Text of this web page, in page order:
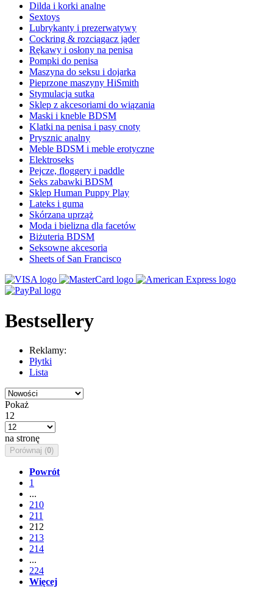
Dilda i korki analne
Sextoys
Lubrykanty i prezerwatywy
Cockring & rozciągacz jąder
Rękawy i osłony na penisa
Pompki do penisa
Maszyna do seksu i dojarka
Pieprzone maszyny HiSmith
Stymulacja sutka
Sklep z akcesoriami do wiązania
Maski i kneble BDSM
Klatki na penisa i pasy cnoty
Prysznic analny
Meble BDSM i meble erotyczne
Elektroseks
Pejcze, floggery i paddle
Seks zabawki BDSM
Sklep Human Puppy Play
Lateks i guma
Skórzana uprząż
Moda i bielizna dla facetów
Biżuteria BDSM
Seksowne akcesoria
Sheets of San Francisco
Bestsellery
Reklamy:
Płytki
Lista
Pokaż
12
na stronę
Porównaj (0)
Powrót
1
...
210
211
212
213
214
...
224
Więcej